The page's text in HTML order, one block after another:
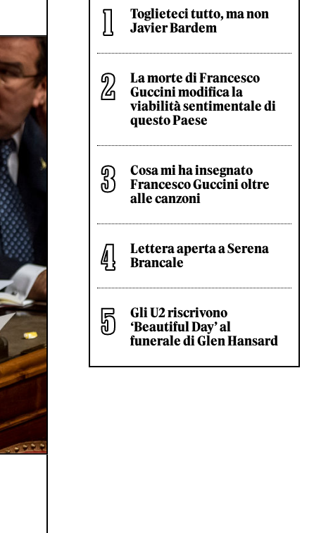
Toglieteci tutto, ma non
Javier Bardem
La morte di Francesco
Guccini modifica la
viabilità sentimentale di
questo Paese
Cosa mi ha insegnato
Francesco Guccini oltre
alle canzoni
Lettera aperta a Serena
Brancale
Gli U2 riscrivono
‘Beautiful Day’ al
funerale di Glen Hansard